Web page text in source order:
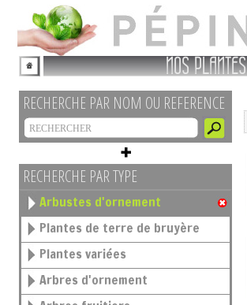
NOS PLANTES
RECHERCHE PAR NOM OU REFERENCE
RECHERCHE PAR TYPE
Arbustes d'ornement
Plantes de terre de bruyère
Plantes variées
Arbres d'ornement